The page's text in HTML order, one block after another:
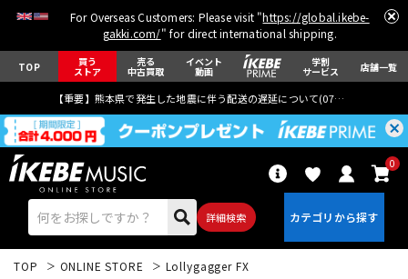
For Overseas Customers: Please visit "https://global.ikebe-
gakki.com/" for direct international shipping.
TOP 買う
ストア
売る
中古買取
イベント
動画
学割
サービス 店舗一覧
【重要】熊本県で発生した地震に伴う配送の遅延について(07月29日
詳細検索
0
TOP ONLINE STORE Lollygagger FX